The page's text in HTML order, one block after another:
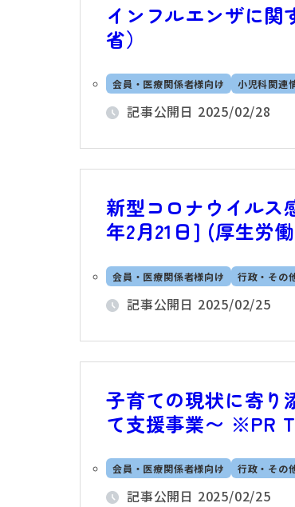
インフルエンザに関
省）
会員・医療関係者様向け 小児科関連
記事公開日 2025/02/28
新型コロナウイルス
年2月21日] (厚生労
会員・医療関係者様向け 行政・その
記事公開日 2025/02/25
子育ての現状に寄り
て支援事業〜 ※PR
会員・医療関係者様向け 行政・その
記事公開日 2025/02/25